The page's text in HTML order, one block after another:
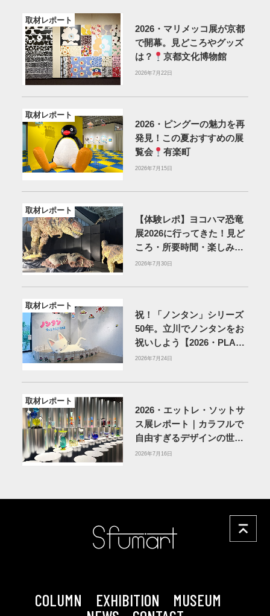
取材レポート
2026・マリメッコ展が京都
で開幕。見どころやグッズ
は？
京都文化博物館
2026年7月22日
取材レポート
2026・ピングーの魅力を再
発見！この夏おすすめの展
覧会
有楽町
2026年7月15日
取材レポート
【体験レポ】ヨコハマ恐竜
展2026に行ってきた！見ど
ころ・所要時間・楽しみ方
を紹介
2026年7月30日
取材レポート
祝！「ノンタン」シリーズ
50年。立川でノンタンをお
祝いしよう【2026・PLAY!
MUSEUM】
2026年7月24日
取材レポート
2026・エットレ・ソットサ
ス展レポート｜カラフルで
自由すぎるデザインの世界
を体験
2026年7月16日
COLUMN EXHIBITION
MUSEUM